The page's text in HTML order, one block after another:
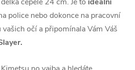
police nebo dokonce na pracovní
očí a připomínala Vám Váš